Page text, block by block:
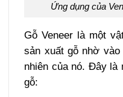
Ứng dụng của
Gỗ Veneer là một
sản xuất gỗ nhờ
nhiên của nó. Đây là
gỗ: